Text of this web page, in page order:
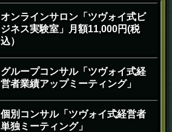
オンラインサロン「ツヴォイ式ビ
ジネス実験室」月額11,000円(税
込）
グループコンサル「ツヴォイ式経
営者業績アップミーティング」
個別コンサル「ツヴォイ式経営者
単独ミーティング」